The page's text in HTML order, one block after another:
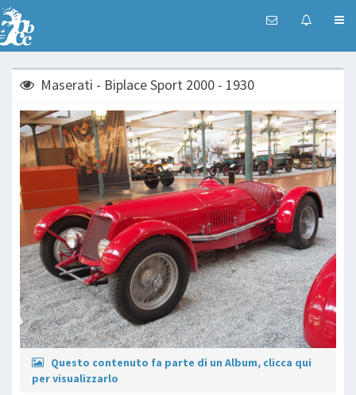
Maserati - Biplace Sport 2000 - 1930
Questo contenuto fa parte di un Album, clicca qui
per visualizzarlo